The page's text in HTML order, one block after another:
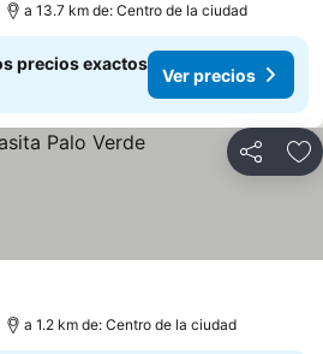
a 13.7 km de: Centro de la ciudad
precios exactos
Ver precios
Compartir
a 1.2 km de: Centro de la ciudad